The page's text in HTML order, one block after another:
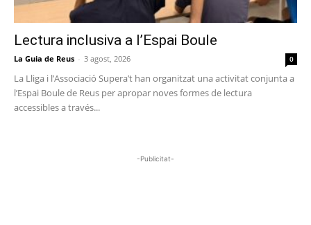
Lectura inclusiva a l’Espai Boule
La Guia de Reus - 3 agost, 2026 0
La Lliga i l’Associació Supera’t han organitzat una activitat conjunta a
l’Espai Boule de Reus per apropar noves formes de lectura
accessibles a través...
-Publicitat-